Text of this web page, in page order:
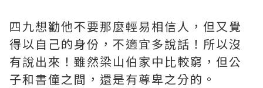
四九想勸他不要那麼輕易相信人，但又覺
得以自己的身份，不適宜多說話！所以沒
有說出來！雖然梁山伯家中比較窮，但公
子和書僮之間，還是有尊卑之分的。